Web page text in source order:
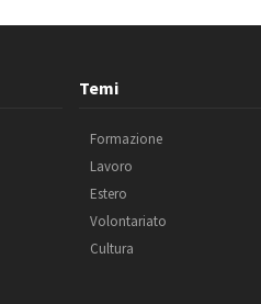
Temi
Formazione
Lavoro
Estero
Volontariato
Cultura